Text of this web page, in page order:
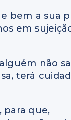
bem a sua
em
não
terá
para que,